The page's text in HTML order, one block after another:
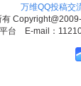
万维QQ投稿交
有
台 E-mail：